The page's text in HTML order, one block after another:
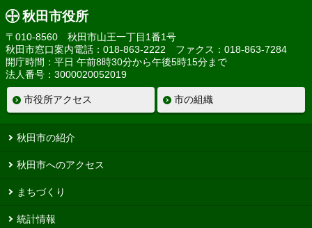
秋田市役所
〒010-8560 秋田市山王一丁目1番1号
秋田市窓口案内電話：018-863-2222 ファクス：018-863-7284
開庁時間：平日 午前8時30分から午後5時15分まで
法人番号：3000020052019
市役所アクセス 市の組織
秋田市の紹介
秋田市へのアクセス
まちづくり
統計情報